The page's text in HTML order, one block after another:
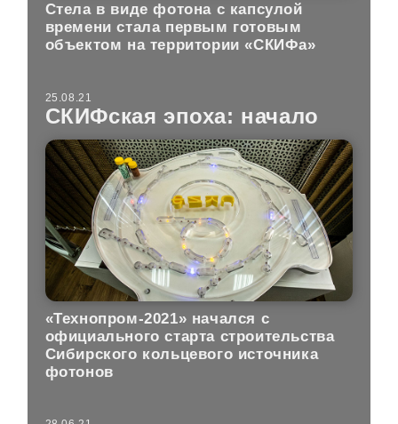
Стела в виде фотона с капсулой
времени стала первым готовым
объектом на территории «СКИФа»
25.08.21
СКИФская эпоха: начало
«Технопром-2021» начался с
официального старта строительства
Сибирского кольцевого источника
фотонов